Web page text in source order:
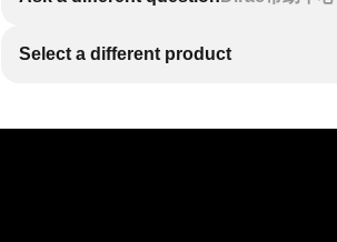
Select a different product